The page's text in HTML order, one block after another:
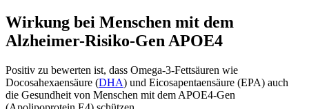
Wirkung bei Menschen mit dem
Alzheimer-Risiko-Gen APOE4
Positiv zu bewerten ist, dass Omega-3-Fettsäuren wie
Docosahexaensäure (DHA) und Eicosapentaensäure (EPA) auch
die Gesundheit von Menschen mit dem APOE4-Gen